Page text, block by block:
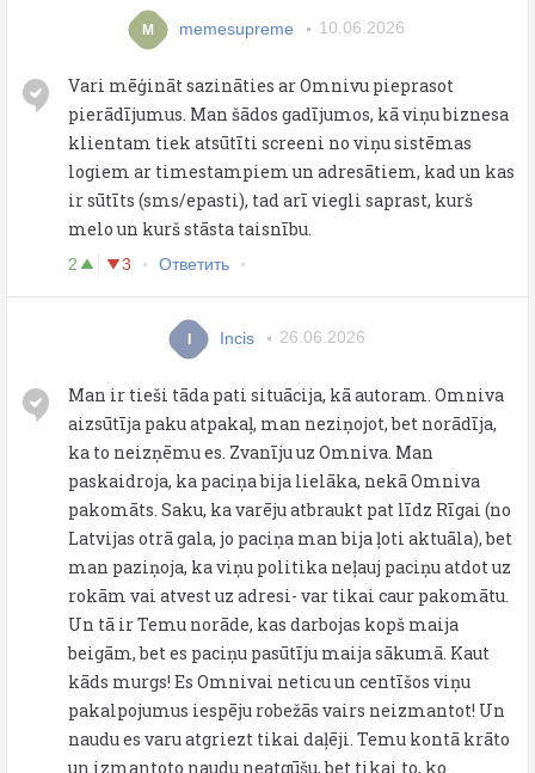
M memesupreme 10.06.2026
Vari mēģināt sazināties ar Omnivu pieprasot
pierādījumus. Man šādos gadījumos, kā viņu biznesa
klientam tiek atsūtīti screeni no viņu sistēmas
logiem ar timestampiem un adresātiem, kad un kas
ir sūtīts (sms/epasti), tad arī viegli saprast, kurš
melo un kurš stāsta taisnību.
2 3 Ответить
I Incis 26.06.2026
Man ir tieši tāda pati situācija, kā autoram. Omniva
aizsūtīja paku atpakaļ, man neziņojot, bet norādīja,
ka to neizņēmu es. Zvanīju uz Omniva. Man
paskaidroja, ka paciņa bija lielāka, nekā Omniva
pakomāts. Saku, ka varēju atbraukt pat līdz Rīgai (no
Latvijas otrā gala, jo paciņa man bija ļoti aktuāla), bet
man paziņoja, ka viņu politika neļauj paciņu atdot uz
rokām vai atvest uz adresi- var tikai caur pakomātu.
Un tā ir Temu norāde, kas darbojas kopš maija
beigām, bet es paciņu pasūtīju maija sākumā. Kaut
kāds murgs! Es Omnivai neticu un centīšos viņu
pakalpojumus iespēju robežās vairs neizmantot! Un
naudu es varu atgriezt tikai daļēji. Temu kontā krāto
un izmantoto naudu neatgūšu, bet tikai to, ko